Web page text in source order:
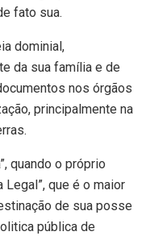
fato sua.
dominial,
da sua família e de
nos órgãos
principalmente na
quando o próprio
Legal”, que é o maior
de sua posse
pública de